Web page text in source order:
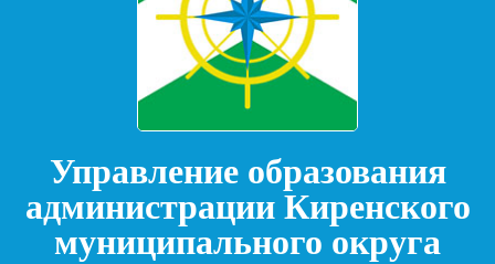
Управление образования
администрации Киренского
муниципального округа